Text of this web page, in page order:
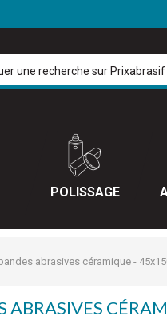
POLISSAGE
abrasives céramique -
ABRASIVES